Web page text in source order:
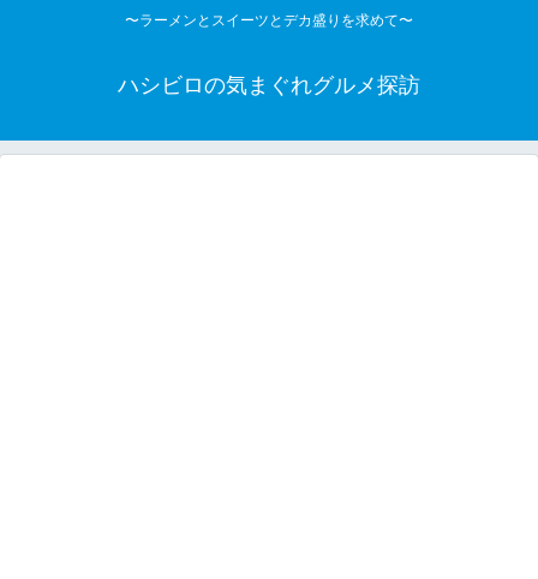
〜ラーメンとスイーツとデカ盛りを求めて〜
ハシビロの気まぐれグルメ探訪